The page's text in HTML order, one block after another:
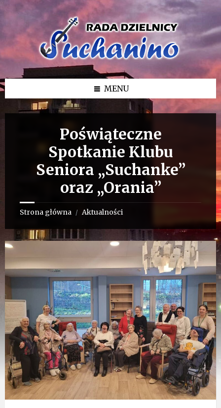
Przejdź
Przejdź
bocznego
Przejdź
MENU
Poświąteczne
Spotkanie Klubu
Seniora „Suchanke”
oraz „Orania”
Strona główna / Aktualności